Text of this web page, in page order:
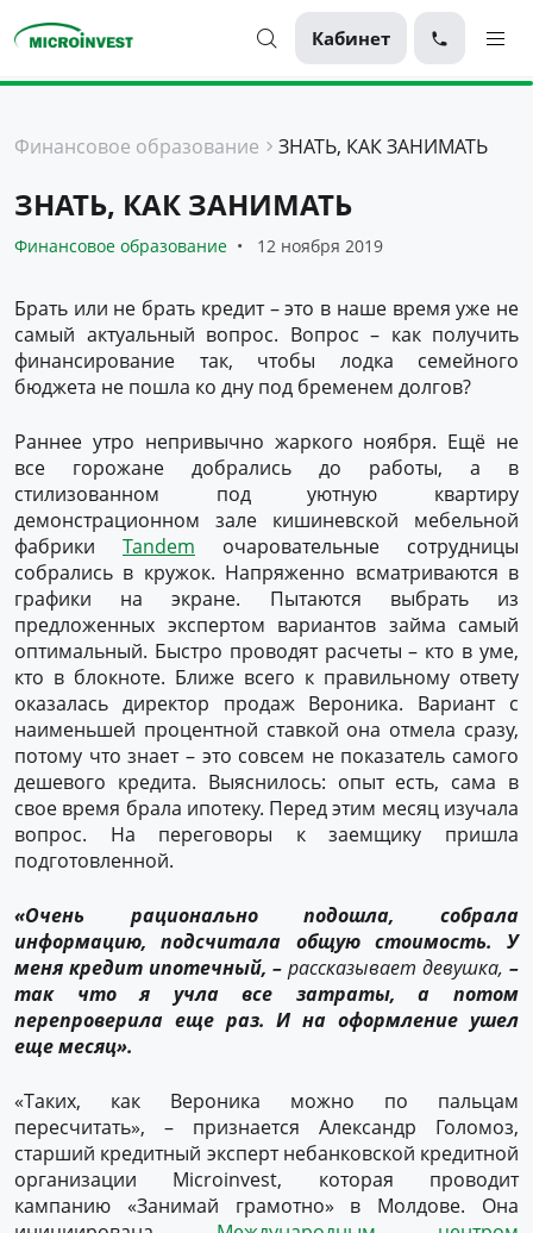
Кабинет
О компании
Для клиентов
Финансовое образование ЗНАТЬ, КАК ЗАНИМАТЬ
ЗНАТЬ, КАК ЗАНИМАТЬ
Финансовое образование 12 ноября 2019
Брать или не брать кредит – это в наше время уже не
самый актуальный вопрос. Вопрос – как получить
финансирование так, чтобы лодка семейного
бюджета не пошла ко дну под бременем долгов?
Раннее утро непривычно жаркого ноября. Ещё не
все горожане добрались до работы, а в
стилизованном под уютную квартиру
демонстрационном зале кишиневской мебельной
фабрики Tandem очаровательные сотрудницы
собрались в кружок. Напряженно всматриваются в
графики на экране. Пытаются выбрать из
предложенных экспертом вариантов займа самый
оптимальный. Быстро проводят расчеты – кто в уме,
кто в блокноте. Ближе всего к правильному ответу
оказалась директор продаж Вероника. Вариант с
наименьшей процентной ставкой она отмела сразу,
потому что знает – это совсем не показатель самого
дешевого кредита. Выяснилось: опыт есть, сама в
свое время брала ипотеку. Перед этим месяц изучала
вопрос. На переговоры к заемщику пришла
подготовленной.
«Очень рационально подошла, собрала
информацию, подсчитала общую стоимость. У
меня кредит ипотечный, – рассказывает девушка, –
так что я учла все затраты, а потом
перепроверила еще раз. И на оформление ушел
еще месяц».
«Таких, как Вероника можно по пальцам
пересчитать», – признается Александр Голомоз,
старший кредитный эксперт небанковской кредитной
организации Microinvest, которая проводит
кампанию «Занимай грамотно» в Молдове. Она